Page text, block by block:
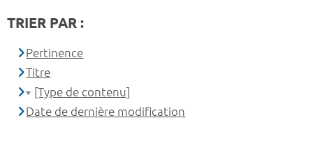
TRIER PAR :
Pertinence
Titre
[Type de contenu]
Date de dernière modification